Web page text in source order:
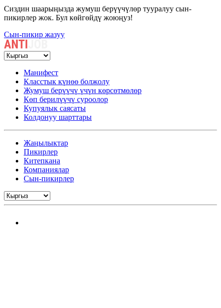
Сиздин шаарыңызда жумуш берүүчүлөр тууралуу сын-
пикирлер жок. Бул көйгөйдү жоюңуз!
Сын-пикир жазуу
Манифест
Класстык күнөө болжолу
Жумуш берүүчү үчүн көрсөтмөлөр
Көп берилүүчү суроолор
Купуялык саясаты
Колдонуу шарттары
Жаңылыктар
Пикирлер
Китепкана
Компаниялар
Сын-пикирлер